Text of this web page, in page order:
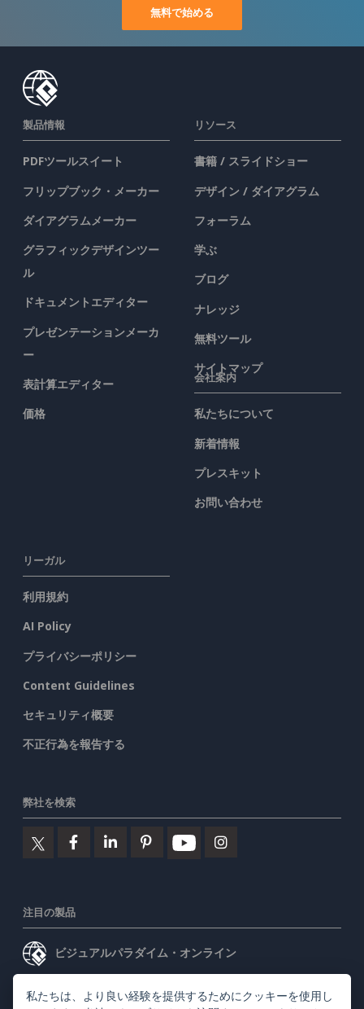
無料で始める
製品情報
PDFツールスイート
フリップブック・メーカー
ダイアグラムメーカー
グラフィックデザインツー
ル
ドキュメントエディター
プレゼンテーションメーカ
ー
表計算エディター
価格
リソース
書籍 / スライドショー
デザイン / ダイアグラム
フォーラム
学ぶ
ブログ
ナレッジ
無料ツール
サイトマップ
会社案内
私たちについて
新着情報
プレスキット
お問い合わせ
リーガル
利用規約
AI Policy
プライバシーポリシー
Content Guidelines
セキュリティ概要
不正行為を報告する
弊社を検索
注目の製品
ビジュアルパラダイム・オンライン
ビジュアルパラダイムデスクトップ
私たちは、より良い経験を提供するためにクッキーを使用し